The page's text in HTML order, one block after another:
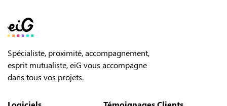
Spécialiste, proximité, accompagnement,
esprit mutualiste, eiG vous accompagne
dans tous vos projets.